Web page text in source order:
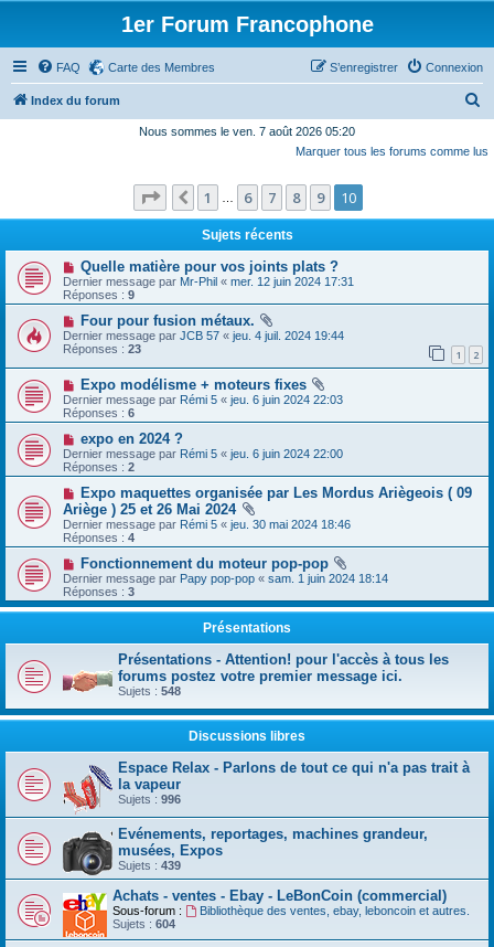
1er Forum Francophone
FAQ Carte des Membres Connexion
S’enregistrer
Index du forum
c
Nous sommes le ven. 7 août 2026 05:20
Marquer tous les forums comme lus
Page 10 sur 10
Précédente
1 6 7 8 9 10
Sujets récents
Quelle matière pour vos joints plats ?
Dernier message par Mr-Phil « mer. 12 juin 2024 17:31
Réponses : 9
Four pour fusion métaux.
Dernier message par JCB 57 « jeu. 4 juil. 2024 19:44
Réponses : 23 1 2
Expo modélisme + moteurs fixes
Dernier message par Rémi 5 « jeu. 6 juin 2024 22:03
Réponses : 6
expo en 2024 ?
Dernier message par Rémi 5 « jeu. 6 juin 2024 22:00
Réponses : 2
Expo maquettes organisée par Les Mordus Ariègeois ( 09
Ariège ) 25 et 26 Mai 2024
Dernier message par Rémi 5 « jeu. 30 mai 2024 18:46
Réponses : 4
Fonctionnement du moteur pop-pop
Dernier message par Papy pop-pop « sam. 1 juin 2024 18:14
Réponses : 3
Présentations
Présentations - Attention! pour l'accès à tous les
forums postez votre premier message ici.
Sujets : 548
Discussions libres
Espace Relax - Parlons de tout ce qui n'a pas trait à
la vapeur
Sujets : 996
Evénements, reportages, machines grandeur,
musées, Expos
Sujets : 439
Achats - ventes - Ebay - LeBonCoin (commercial)
Sous-forum :
Bibliothèque des ventes, ebay, leboncoin et autres.
Sujets : 604